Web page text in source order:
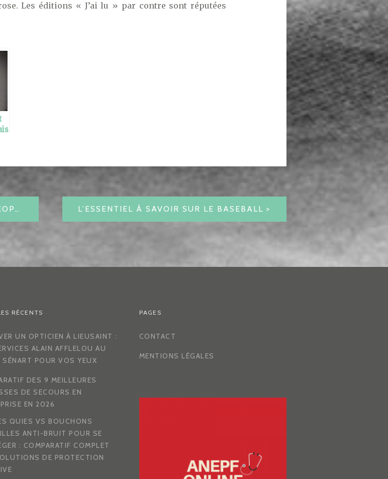
Les éditions « J’ai lu » par contre sont réputées
CBD LA NOUVELLE TENDANCE HOMÉOPATHIQUE L’ESSENTIEL À SAVOIR SUR LE BASEBALL
RÉCENTS
UN OPTICIEN À LIEUSAINT :
ALAIN AFFLELOU AU
SÉNART POUR VOS YEUX
DES 9 MEILLEURES
DE SECOURS EN
EN 2026
QUIES VS BOUCHONS
ANTI-BRUIT POUR SE
: COMPARATIF COMPLET
DE PROTECTION
PAGES
CONTACT
MENTIONS LÉGALES